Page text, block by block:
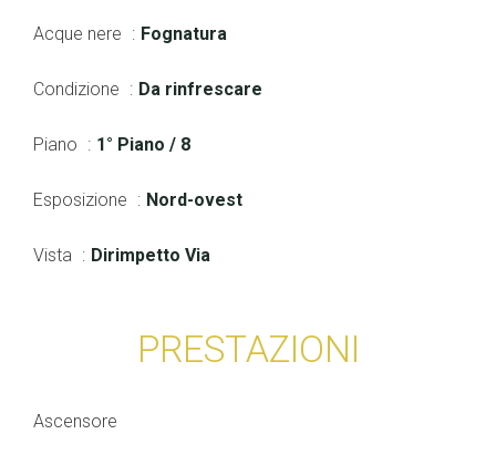
Acque nere Fognatura
Condizione Da rinfrescare
Piano 1° Piano / 8
Esposizione Nord-ovest
Vista Dirimpetto Via
PRESTAZIONI
Ascensore